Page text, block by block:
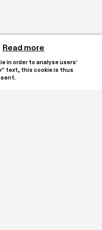
Read more
in order to analyse users’
text, this cookie is thus